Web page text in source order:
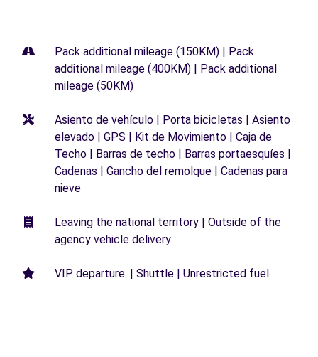
Pack additional mileage (150KM) | Pack
additional mileage (400KM) | Pack additional
mileage (50KM)
Asiento de vehículo | Porta bicicletas | Asiento
elevado | GPS | Kit de Movimiento | Caja de
Techo | Barras de techo | Barras portaesquíes |
Cadenas | Gancho del remolque | Cadenas para
nieve
Leaving the national territory | Outside of the
agency vehicle delivery
VIP departure. | Shuttle | Unrestricted fuel